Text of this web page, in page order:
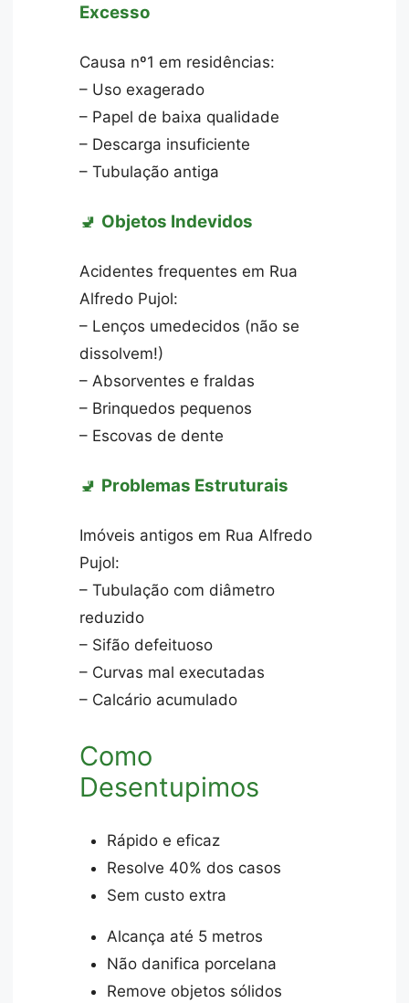
Excesso
Causa nº1 em residências:
– Uso exagerado
– Papel de baixa qualidade
– Descarga insuficiente
– Tubulação antiga
🚽 Objetos Indevidos
Acidentes frequentes em Rua
Alfredo Pujol:
– Lenços umedecidos (não se
dissolvem!)
– Absorventes e fraldas
– Brinquedos pequenos
– Escovas de dente
🚽 Problemas Estruturais
Imóveis antigos em Rua Alfredo
Pujol:
– Tubulação com diâmetro
reduzido
– Sifão defeituoso
– Curvas mal executadas
– Calcário acumulado
Como
Desentupimos
Rápido e eficaz
Resolve 40% dos casos
Sem custo extra
Alcança até 5 metros
Não danifica porcelana
Remove objetos sólidos